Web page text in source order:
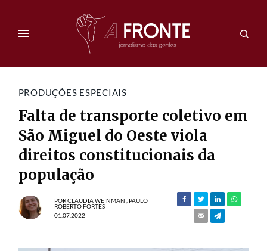
PRODUÇÕES ESPECIAIS
Falta de transporte coletivo em
São Miguel do Oeste viola
direitos constitucionais da
população
PORCLAUDIA WEINMAN
PAULO
ROBERTO FORTES
01.07.2022